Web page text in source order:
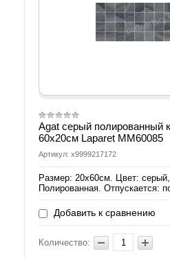
Agat серый полированный
60х20см Laparet MM60085
Артикул: х9999217172
Размер: 20х60см. Цвет:
Полированная. Отпускается:
Добавить к сравнению
Количество: